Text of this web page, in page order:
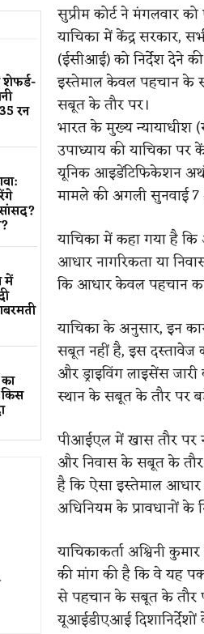
शेफर्ड-
रन
में
सुप्रीम कोर्ट ने मंगलवार
याचिका में केंद्र सरकार,
(ईसीआई) को निर्देश देने
इस्तेमाल केवल पहचान के
सबूत के तौर पर।
भारत के मुख्य न्यायाधीश
उपाध्याय की याचिका पर
यूनिक आइडेंटिफिकेशन
मामले की अगली सुनवाई 7
याचिका में कहा गया है
आधार नागरिकता या
कि आधार केवल पहचान
याचिका के अनुसार, इन
सबूत नहीं है, इस दस्तावेज
और ड्राइविंग लाइसेंस
स्थान के सबूत के तौर पर
पीआईएल में खास तौर पर
और निवास के सबूत के तौर
है कि ऐसा इस्तेमाल
अधिनियम के प्रावधानों के
याचिकाकर्ता अश्विनी
की मांग की है कि वे यह
से पहचान के सबूत के तौर
यूआईडीएआई